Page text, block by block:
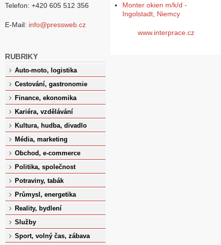
Telefon: +420 605 512 356
E-Mail: info@pressweb.cz
RUBRIKY
Auto-moto, logistika
Cestování, gastronomie
Finance, ekonomika
Kariéra, vzdělávání
Kultura, hudba, divadlo
Média, marketing
Obchod, e-commerce
Politika, společnost
Potraviny, tabák
Průmysl, energetika
Reality, bydlení
Služby
Sport, volný čas, zábava
Monter okien m/k/d -
Ingolstadt, Niemcy
www.interprace.cz